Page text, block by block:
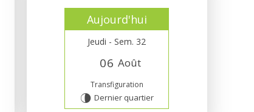
Aujourd'hui
Jeudi - Sem. 32
06 Août
Transfiguration
U Dernier quartier